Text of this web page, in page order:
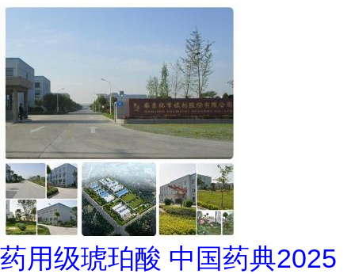
药用级琥珀酸 中国药典2025